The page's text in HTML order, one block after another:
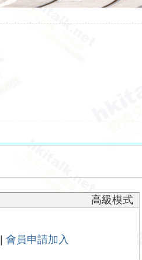
高級模式
|會員申請加入